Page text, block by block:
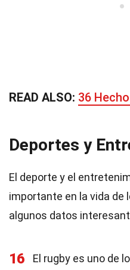
READ ALSO: 36
Deportes y
El deporte y el
importante en la vida de
algunos datos
16 El rugby es uno de